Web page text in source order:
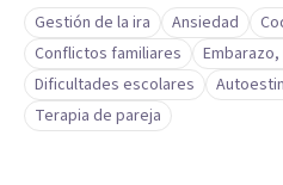
Gestión de la ira Ansiedad
Conflictos familiares
Dificultades escolares
Terapia de pareja